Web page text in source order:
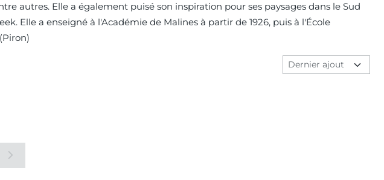
autres. Elle a également puisé son inspiration pour ses paysages dans le Sud
Elle a enseigné à l'Académie de Malines à partir de 1926, puis à l'École
Méthode de tri